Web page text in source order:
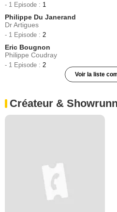
- 1 Episode : 1
Philippe Du Janerand
Dr Artigues
- 1 Episode : 2
Eric Bougnon
Philippe Coudray
- 1 Episode : 2
Voir la liste
- 1 Episode :1
Hughette Jacquot
Michel Kervella
Créateur &